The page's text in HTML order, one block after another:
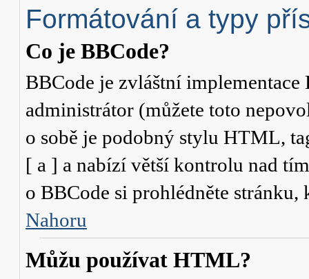
Formátování a typy
Co je BBCode?
BBCode je zvláštní
administrátor (můžete toto
o sobě je podobný stylu HTML,
[ a ] a nabízí větší kontrolu nad
o BBCode si prohlédněte
Nahoru
Můžu používat HTML?